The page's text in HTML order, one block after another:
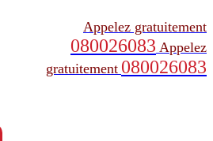
Appelez gratuitement
080026083 Appelez
gratuitement 080026083